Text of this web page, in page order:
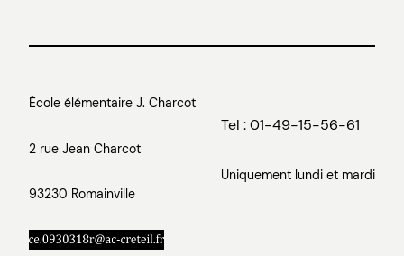
École élémentaire J. Charcot
2 rue Jean Charcot
93230 Romainville
Tel : 01-49-15-56-61
Uniquement lundi et mardi